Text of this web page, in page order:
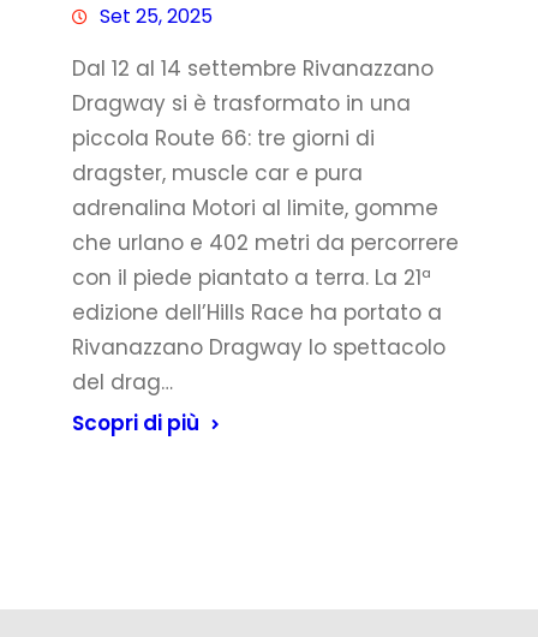
Set 25, 2025
Dal 12 al 14 settembre Rivanazzano
Dragway si è trasformato in una
piccola Route 66: tre giorni di
dragster, muscle car e pura
adrenalina Motori al limite, gomme
che urlano e 402 metri da percorrere
con il piede piantato a terra. La 21ª
edizione dell’Hills Race ha portato a
Rivanazzano Dragway lo spettacolo
del drag…
Scopri di più